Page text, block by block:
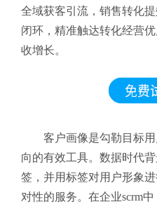
全域获客引流，销售转化
闭环，精准触达转化经营
收增长。
客户画像是勾勒目标
向的有效工具。数据时代
签，并用标签对用户形象
对性的服务。在企业scrm